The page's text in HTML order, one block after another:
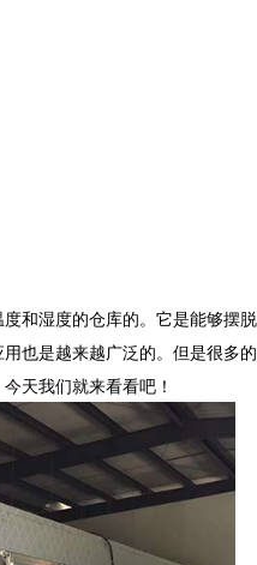
和湿度的仓库的。它是能够摆脱
也是越来越广泛的。但是很多的
天我们就来看看吧！